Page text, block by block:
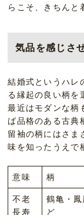
らこそ、きちんと
気品を感じさ
結婚式というハレ
る縁起の良い柄を
最近はモダンな柄
ば品格のある古典
留袖の柄にはさま
味を知ったうえで
意味 柄
不老
長寿
鶴亀・
ど